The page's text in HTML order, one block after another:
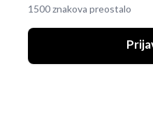
1500 znakova preostalo